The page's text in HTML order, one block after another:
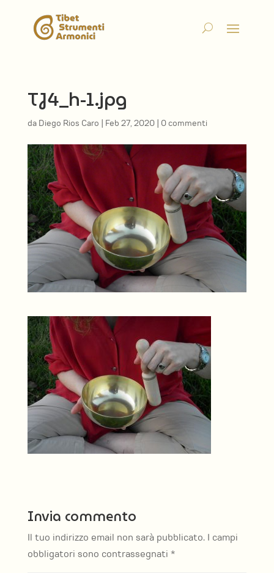
TJ4_h-1.jpg
da Diego Rios Caro | Feb 27, 2020| 0 commenti
Invia commento
Il tuo indirizzo email non sarà pubblicato. I campi
obbligatori sono contrassegnati *